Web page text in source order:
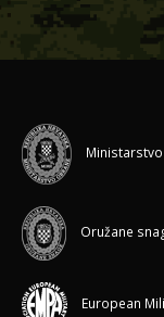
Oružane
European